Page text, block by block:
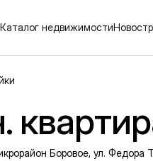
Каталог недвижимости
Боровое, ул. Федора